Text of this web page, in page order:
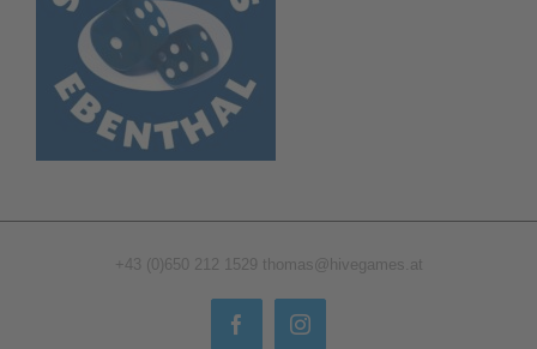
+43 (0)650 212 1529 thomas@hivegames.at
FacebookInstagram